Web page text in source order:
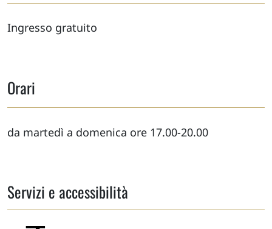
Ingresso gratuito
Orari
da martedì a domenica ore 17.00-20.00
Servizi e accessibilità